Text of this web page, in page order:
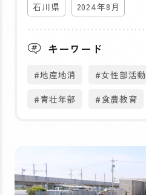
石川県 2024年8月
キーワード
#地産地消 #女性部活動
#青壮年部
#食農教育